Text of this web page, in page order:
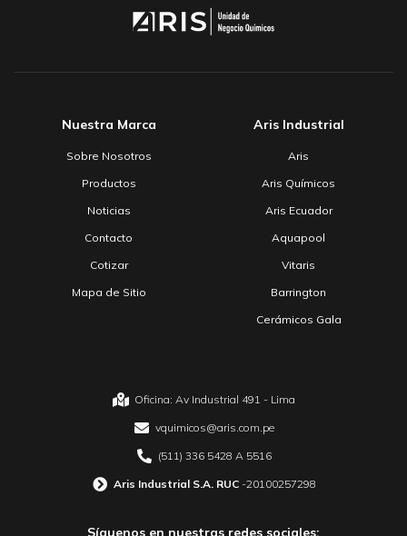
Oficina: Av Industrial 491 - Lima
vquimicos@aris.com.pe
(511) 336 5428 A 5516
Aris Industrial S.A. RUC -20100257298
Nuestra Marca
Sobre Nosotros
Productos
Noticias
Contacto
Cotizar
Mapa de Sitio
Aris Industrial
Aris
Aris Químicos
Aris Ecuador
Aquapool
Vitaris
Barrington
Cerámicos Gala